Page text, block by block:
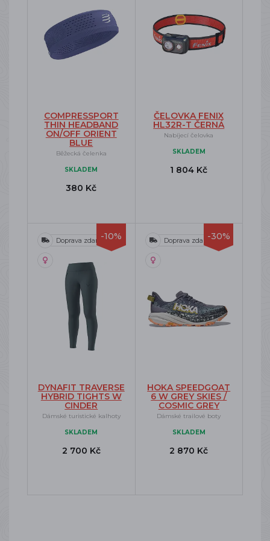
COMPRESSPORT
THIN HEADBAND
ON/OFF ORIENT
BLUE
Běžecká čelenka
SKLADEM
380 Kč
ČELOVKA FENIX
HL32R-T ČERNÁ
Nabíjecí čelovka
SKLADEM
1 804 Kč
-10%
Doprava zdarma
DYNAFIT TRAVERSE
HYBRID TIGHTS W
CINDER
Dámské turistické kalhoty
SKLADEM
2 700 Kč
-30%
Doprava zdarma
HOKA SPEEDGOAT
6 W GREY SKIES /
COSMIC GREY
Dámské trailové boty
SKLADEM
2 870 Kč